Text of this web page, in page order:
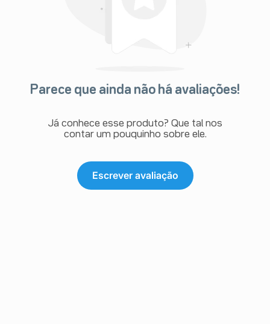
Parece que ainda não há avaliações!
Já conhece esse produto? Que tal nos
contar um pouquinho sobre ele.
Escrever avaliação